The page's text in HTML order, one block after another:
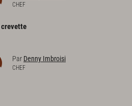
CHEF
crevette
Par Denny Imbroisi
CHEF